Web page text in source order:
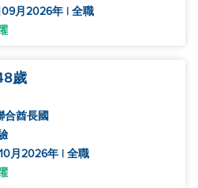
月2026年 | 全職
歲
合酋長國
月2026年 | 全職